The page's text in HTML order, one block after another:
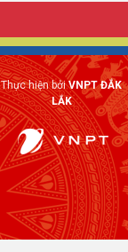
Thực hiện bởiVNPT ĐẮK
LẮK